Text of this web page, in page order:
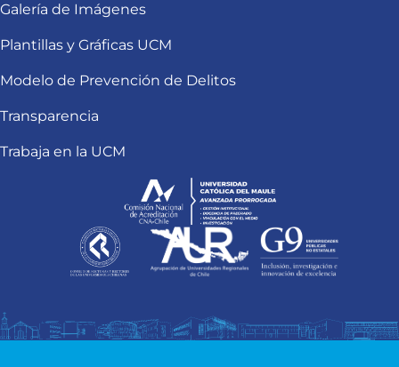
Galería de Imágenes
Plantillas y Gráficas UCM
Modelo de Prevención de Delitos
Transparencia
Trabaja en la UCM